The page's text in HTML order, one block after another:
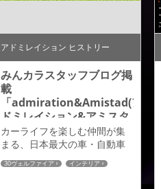
アドミレイション ヒストリー
みんカラスタッフブログ掲
載
「admiration&Amistad(ア
ドミレイション&アミスタ
ット)」
カーライフを楽しむ仲間が集
まる、日本最大の車・自動車
ＳＮＳサイトみんカラサイト
より、先日みんカラさんが弊
30ヴェルファイア
インテリア